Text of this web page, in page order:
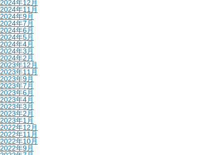
2024年12月
2024年11月
2024年9月
2024年7月
2024年6月
2024年5月
2024年4月
2024年3月
2024年2月
2023年12月
2023年11月
2023年9月
2023年7月
2023年6月
2023年4月
2023年3月
2023年2月
2023年1月
2022年12月
2022年11月
2022年10月
2022年9月